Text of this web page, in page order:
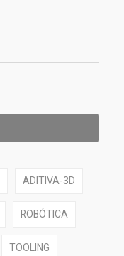
ADITIVA-3D
ROBÓTICA
TOOLING